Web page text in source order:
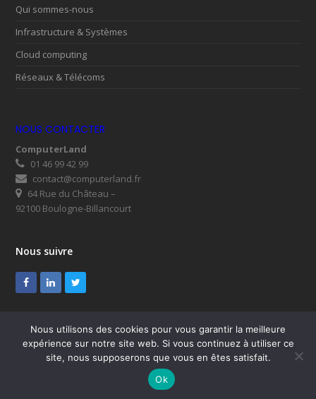
Qui sommes-nous
Infrastructure & Systèmes
Cloud computing
Réseaux & Télécoms
NOUS CONTACTER
ComputerLand
01 46 99 42 99
contact@computerland.fr
64 Rue du Château –
92100 Boulogne-Billancourt
Nous suivre
Facebook
LinkedInTwitter
© ComputerLand 2026
SUPPORT
Mentions légales
Nous contacter
Nous utilisons des cookies pour vous garantir la meilleure
expérience sur notre site web. Si vous continuez à utiliser ce
site, nous supposerons que vous en êtes satisfait.
Ok